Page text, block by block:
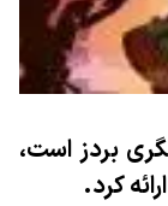
بردز است،
کرد.